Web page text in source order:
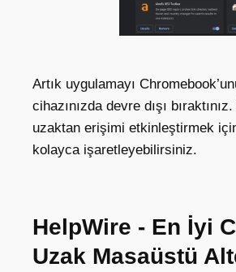
Artık uygulamayı
cihazınızda devre dışı
uzaktan erişimi etkinleştirmek
kolayca işaretleyebilirsiniz.
HelpWire - En İyi
Uzak Masaüstü